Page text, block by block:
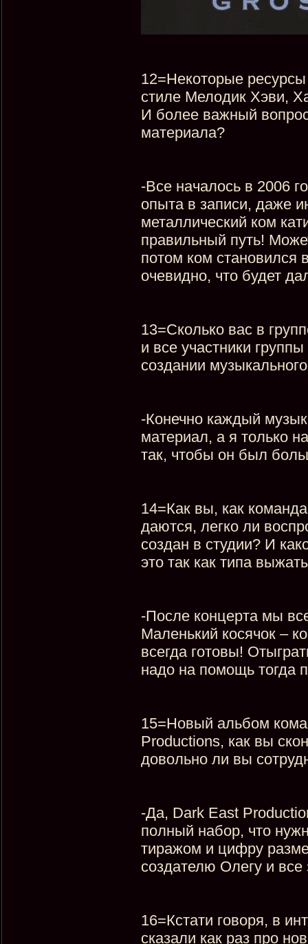
12=Некоторые
стиле Мелодик Хэви,
И более важный
материала?
-Все началось в 2006
опыта в записи, даже
металлический ком
правильный путь!
потом ком становился
очевидно, что будет
13=Сколько вас в
и все участники
создании
-Конечно каждый
материал, а я только
так, чтобы он был
14=Как вы, как
даются, легко ли
создан в студии? И
это так как типа
-После концерта мы
Маленький косячок –
всегда готовы!
надо на помощь тогда
15=Новый альбом
Productions, как вы
довольно ли вы
-Да, Dark East
полный набор, что
тиражом и цифру
создателю Олегу и все
16=Кстати говоря, в
сказали как раз про